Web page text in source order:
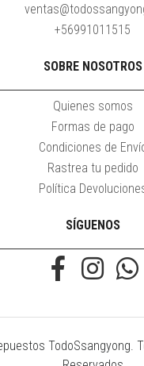
+56991011515
SOBRE NOSOTROS
Quienes somos
Formas de pago
Condiciones de
Rastrea tu pedido
Política
SÍGUENOS
TodoSsangyong.